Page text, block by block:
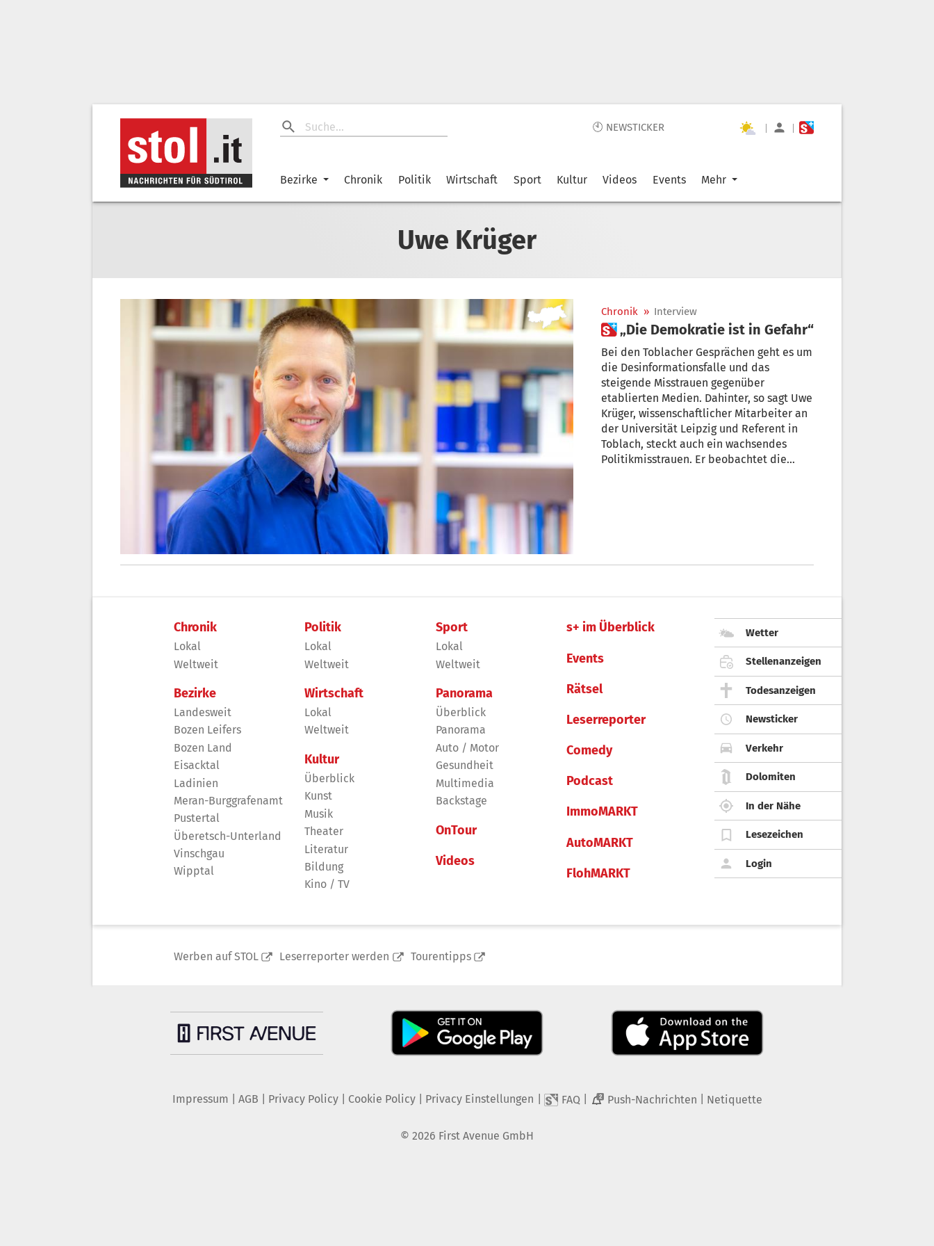
🕙 NEWSTICKER | |
Bezirke Chronik Politik Wirtschaft Sport Kultur Videos Events Mehr
Uwe Krüger
Chronik » Interview
 „Die Demokratie ist in Gefahr“
Bei den Toblacher Gesprächen geht es um
die Desinformationsfalle und das
steigende Misstrauen gegenüber
etablierten Medien. Dahinter, so sagt Uwe
Krüger, wissenschaftlicher Mitarbeiter an
der Universität Leipzig und Referent in
Toblach, steckt auch ein wachsendes
Politikmisstrauen. Er beobachtet die
Chronik
Lokal
Weltweit
Bezirke
Landesweit
Bozen Leifers
Bozen Land
Eisacktal
Ladinien
Meran-Burggrafenamt
Pustertal
Überetsch-Unterland
Vinschgau
Wipptal
Politik
Lokal
Weltweit
Wirtschaft
Lokal
Weltweit
Kultur
Überblick
Kunst
Musik
Theater
Literatur
Bildung
Kino / TV
Sport
Lokal
Weltweit
Panorama
Überblick
Panorama
Auto / Motor
Gesundheit
Multimedia
Backstage
OnTour
Videos
s+ im Überblick
Events
Rätsel
Leserreporter
Comedy
Podcast
ImmoMARKT
AutoMARKT
FlohMARKT
Wetter
Stellenanzeigen
Todesanzeigen
Newsticker
Verkehr
Dolomiten
In der Nähe
Lesezeichen
Login
Werben auf STOL Leserreporter werden Tourentipps
Impressum AGB Privacy Policy| Cookie Policy| Privacy Einstellungen FAQ 2 Push-Nachrichten Netiquette
© 2026 First Avenue GmbH